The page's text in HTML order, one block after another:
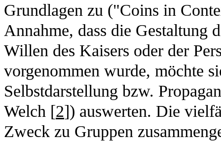
Grundlagen zu ("Coins in
Annahme, dass die Gestaltung
Willen des Kaisers oder der
vorgenommen wurde, möchte
Selbstdarstellung bzw.
Welch [2]) auswerten. Die
Zweck zu Gruppen